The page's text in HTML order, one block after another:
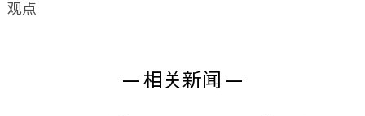
观点
— 相关新闻 —